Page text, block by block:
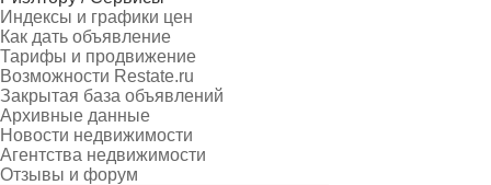
Индексы и графики цен
Как дать объявление
Тарифы и продвижение
Возможности Restate.ru
Закрытая база объявлений
Архивные данные
Новости недвижимости
Агентства недвижимости
Отзывы и форум